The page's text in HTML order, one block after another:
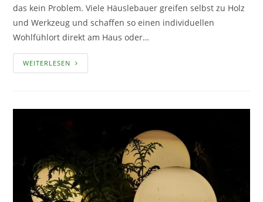
das kein Problem. Viele Häuslebauer greifen selbst zu Holz
und Werkzeug und schaffen so einen individuellen
Wohlfühlort direkt am Haus oder…
WEITERLESEN DIE
KLASSISCHE
WISSENSWERTES